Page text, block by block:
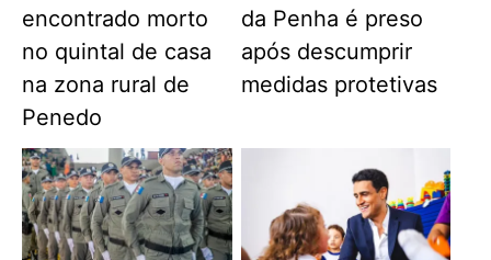
encontrado morto
no quintal de casa
na zona rural de
Penedo
da Penha é preso
após descumprir
medidas protetivas